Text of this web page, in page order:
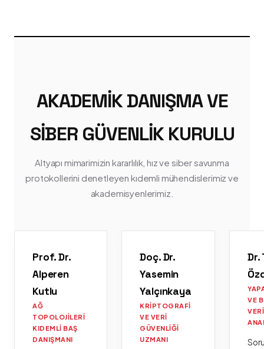
AKADEMIK DANIŞMA VE
SIBER GÜVENLIK KURULU
Altyapı mimarimizin kararlılık, hız ve siber savunma
protokollerini denetleyen kıdemli mühendislerimiz ve
akademisyenlerimiz.
Prof. Dr.
Alperen
Kutlu
AĞ
TOPOLOJILERI
KIDEMLI BAŞ
DANIŞMANI
Doç. Dr.
Yasemin
Yalçınkaya
KRIPTOGRAFI
VE VERI
GÜVENLIĞI
UZMANI
Dr.
VE
VERI